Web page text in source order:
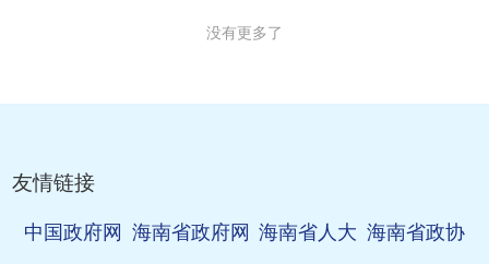
没有更多了
友情链接
中国政府网 海南省政府网 海南省人大 海南省政协